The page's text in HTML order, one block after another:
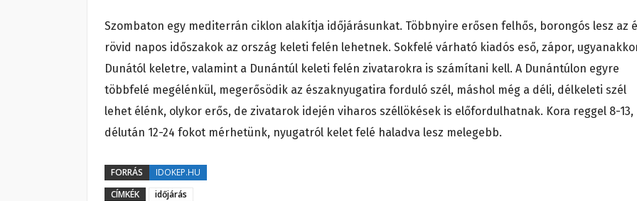
Szombaton egy mediterrán ciklon alakítja időjárásunkat. Többnyire erősen felhős, borongós lesz az
rövid napos időszakok az ország keleti felén lehetnek. Sokfelé várható kiadós eső, zápor,
Dunától keletre, valamint a Dunántúl keleti felén zivatarokra is számítani kell. A Dunántúlon egyre
többfelé megélénkül, megerősödik az északnyugatira forduló szél, máshol még a déli, délkeleti szél
lehet élénk, olykor erős, de zivatarok idején viharos széllökések is előfordulhatnak. Kora reggel 8-13,
délután 12-24 fokot mérhetünk, nyugatról kelet felé haladva lesz melegebb.
FORRÁS
IDOKEP.HU
CÍMKÉK
időjárás